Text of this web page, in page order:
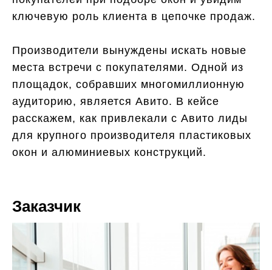
ключевую роль клиента в цепочке продаж.
Производители вынуждены искать новые
места встречи с покупателями. Одной из
площадок, собравших многомиллионную
аудиторию, является Авито. В кейсе
расскажем, как привлекали с Авито лиды
для крупного производителя пластиковых
окон и алюминиевых конструкций.
Заказчик